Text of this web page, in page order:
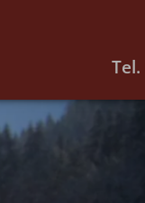
Tel.
ist leer